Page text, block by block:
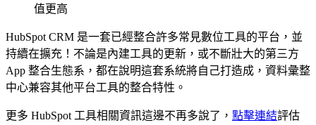
值更高
HubSpot CRM 是一套已經整合許多常見數位工具的平台，並
持續在擴充！不論是內建工具的更新，或不斷壯大的第三方
App 整合生態系，都在說明這套系統將自己打造成，資料彙整
中心兼容其他平台工具的整合特性。
更多 HubSpot 工具相關資訊這邊不再多說了， 點擊連結評估